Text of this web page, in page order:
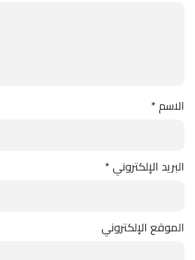
الاسم*
البريد الإلكتروني*
الموقع الإلكتروني